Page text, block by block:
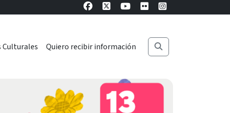
Culturales Quiero recibir información